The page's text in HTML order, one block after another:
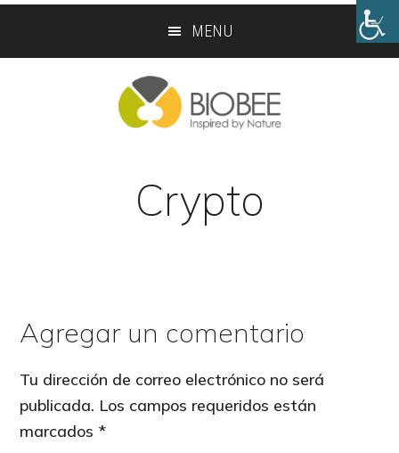
MENU
Crypto
Reader
Interactions
Agregar un comentario
Tu dirección de correo electrónico no será
publicada. Los campos requeridos están
marcados *